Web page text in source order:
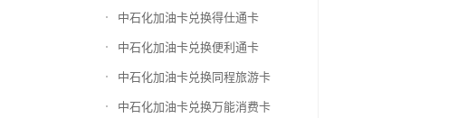
中石化加油卡兑换得仕通卡
中石化加油卡兑换便利通卡
中石化加油卡兑换同程旅游卡
中石化加油卡兑换万能消费卡